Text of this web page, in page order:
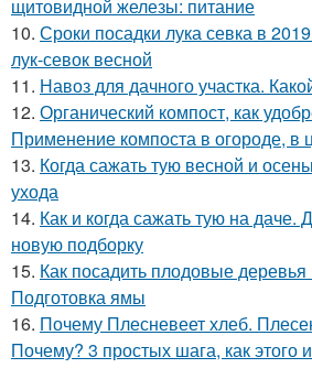
щитовидной железы: питание
10. Сроки посадки лука севка в
лук-севок весной
11. Навоз для дачного участка.
12. Органический компост, как
Применение компоста в огороде, в
13. Когда сажать тую весной и
ухода
14. Как и когда сажать тую на даче.
новую подборку
15. Как посадить плодовые деревья
Подготовка ямы
16. Почему Плесневеет хлеб.
Почему? 3 простых шага, как этого